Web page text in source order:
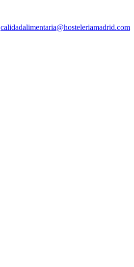
calidadalimentaria@hosteleriamadrid.com